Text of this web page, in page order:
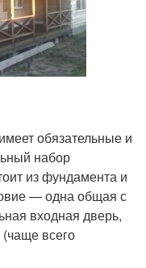
обязательные и
набор
из фундамента и
— одна общая с
входная дверь,
всего